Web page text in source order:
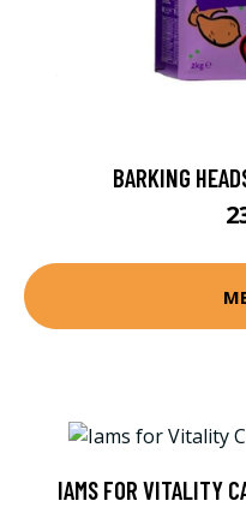
BARKING
IAMS FOR VITALITY